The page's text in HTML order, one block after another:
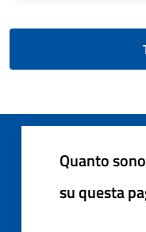
Quanto
su questa